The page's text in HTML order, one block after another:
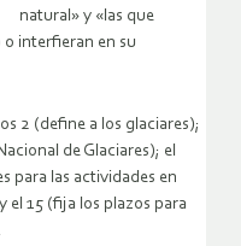
natural» y «las que
interfieran en su
2 (define a los glaciares);
de Glaciares); el
para las actividades en
el 15 (fija los plazos para